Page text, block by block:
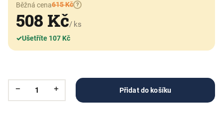
Běžná cena615 Kč ?
508 Kč/ ks
✓Ušetříte 107 Kč
Přidat do košíku